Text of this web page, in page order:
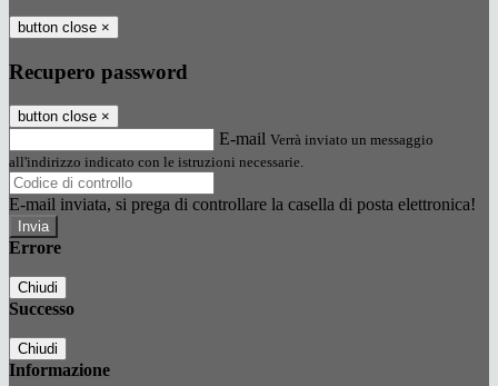
button close ×
Recupero password
button close ×
E-mail Verrà inviato un messaggio
all'indirizzo indicato con le istruzioni necessarie.
E-mail inviata, si prega di controllare la casella di posta elettronica!
Errore
Chiudi
Successo
Chiudi
Informazione